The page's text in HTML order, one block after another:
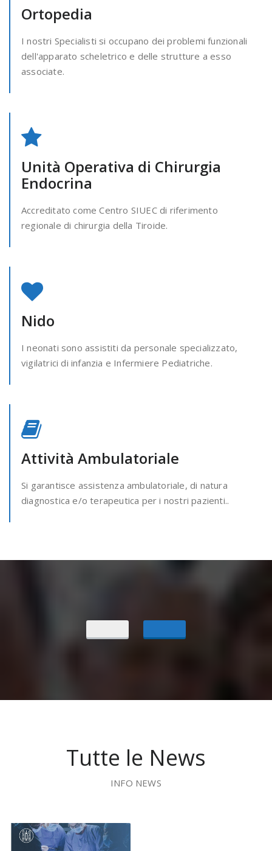
Ortopedia
I nostri Specialisti si occupano dei problemi funzionali
dell'apparato scheletrico e delle strutture a esso
associate.
Unità Operativa di Chirurgia
Endocrina
Accreditato come Centro SIUEC di riferimento
regionale di chirurgia della Tiroide.
Nido
I neonati sono assistiti da personale specializzato,
vigilatrici di infanzia e Infermiere Pediatriche.
Attività Ambulatoriale
Si garantisce assistenza ambulatoriale, di natura
diagnostica e/o terapeutica per i nostri pazienti..
Tutte le News
INFO NEWS